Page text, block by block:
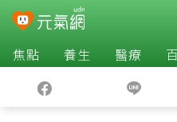
焦點 養生 醫療